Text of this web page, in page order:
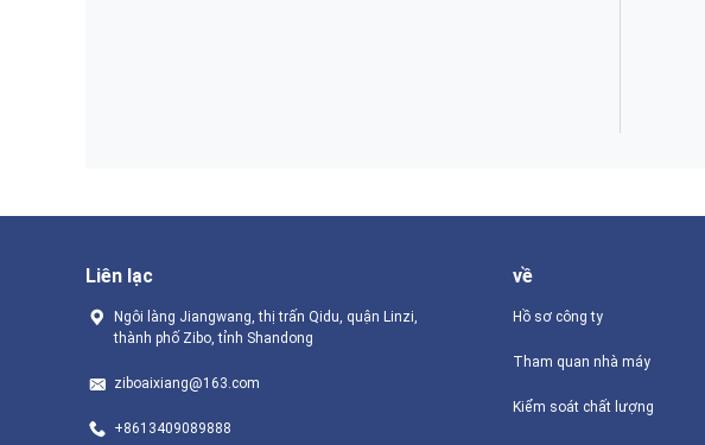
Liên lạc
Ngôi làng Jiangwang, thị trấn Qidu, quận Linzi,
thành phố Zibo, tỉnh Shandong
ziboaixiang@163.com
+8613409089888
về
Hồ sơ công ty
Tham quan nhà máy
Kiểm soát chất lượng